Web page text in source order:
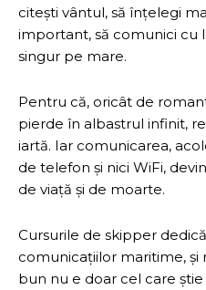
citești vântul, să înțelegi
important, să comunici cu
singur pe mare.
Pentru că, oricât de
pierde în albastrul infinit,
iartă. Iar comunicarea,
de telefon și nici WiFi,
de viață și de moarte.
Cursurile de skipper
comunicațiilor maritime,
bun nu e doar cel care